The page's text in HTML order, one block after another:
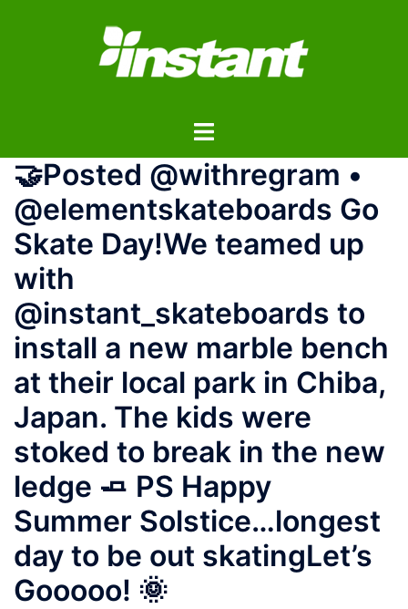
ス
ト
ル
ニ
ュ
️‍🤝️‍Posted @withregram •
@elementskateboards Go
Skate Day!We teamed up
with
@instant_skateboards to
install a new marble bench
at their local park in Chiba,
Japan. The kids were
stoked to break in the new
ledge 🧈 PS Happy
Summer Solstice…longest
day to be out skatingLet’s
Gooooo! 🌞